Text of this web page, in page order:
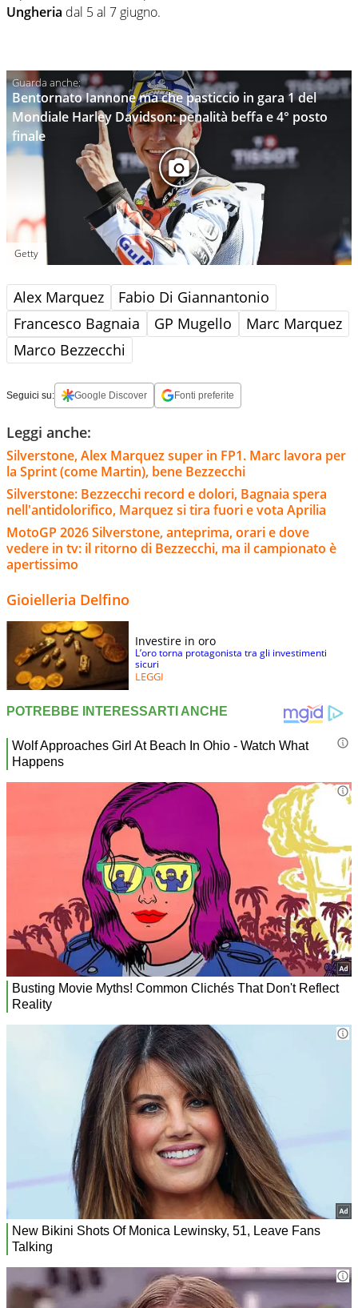
Ungheria dal 5 al 7 giugno.
Bentornato Iannone ma che pasticcio in gara 1 del
Mondiale Harley Davidson: penalità beffa e 4° posto
finale
Getty
Alex Marquez
Fabio Di Giannantonio
Francesco Bagnaia
GP Mugello
Marc Marquez
Marco Bezzecchi
Seguici su: Google Discover Fonti preferite
Leggi anche:
Silverstone, Alex Marquez super in FP1. Marc lavora per
la Sprint (come Martin), bene Bezzecchi
Silverstone: Bezzecchi record e dolori, Bagnaia spera
nell'antidolorifico, Marquez si tira fuori e vota Aprilia
MotoGP 2026 Silverstone, anteprima, orari e dove
vedere in tv: il ritorno di Bezzecchi, ma il campionato è
apertissimo
Gioielleria Delfino
Investire in oro
L’oro torna protagonista tra gli investimenti
sicuri
LEGGI